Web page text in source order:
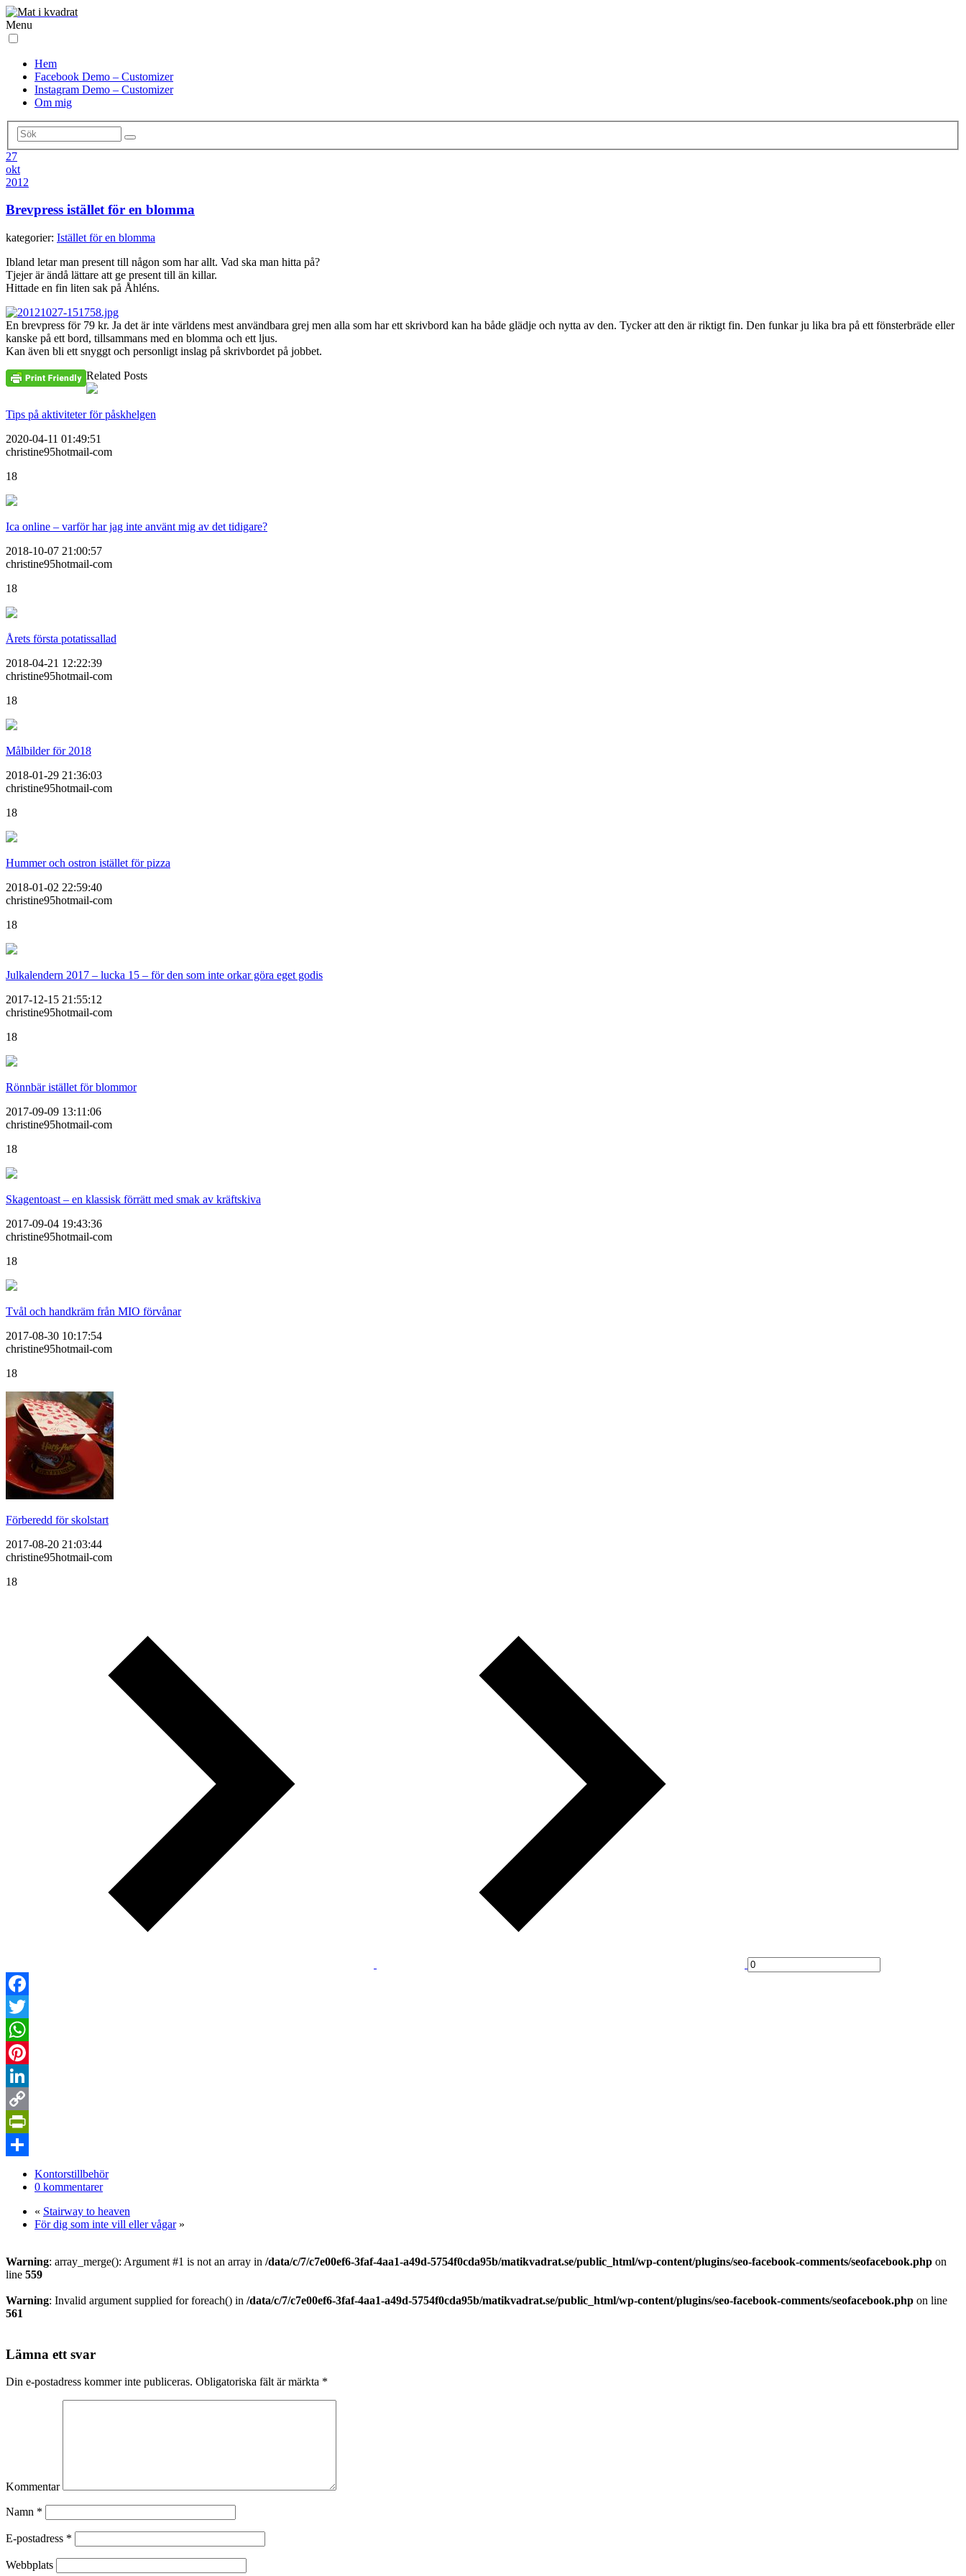
Menu
Hem
Facebook Demo – Customizer
Instagram Demo – Customizer
Om mig
27
okt
2012
Brevpress istället för en blomma
kategorier: Istället för en blomma
Ibland letar man present till någon som har allt. Vad ska man hitta på?
Tjejer är ändå lättare att ge present till än killar.
Hittade en fin liten sak på Åhléns.
En brevpress för 79 kr. Ja det är inte världens mest användbara grej men alla som har ett skrivbord kan ha både glädje och nytta av den. Tycker att den är riktigt fin. Den funkar ju lika bra på ett fönsterbräde eller
kanske på ett bord, tillsammans med en blomma och ett ljus.
Kan även bli ett snyggt och personligt inslag på skrivbordet på jobbet.
Related Posts
Tips på aktiviteter för påskhelgen
2020-04-11 01:49:51
christine95hotmail-com
18
Ica online – varför har jag inte använt mig av det tidigare?
2018-10-07 21:00:57
christine95hotmail-com
18
Årets första potatissallad
2018-04-21 12:22:39
christine95hotmail-com
18
Målbilder för 2018
2018-01-29 21:36:03
christine95hotmail-com
18
Hummer och ostron istället för pizza
2018-01-02 22:59:40
christine95hotmail-com
18
Julkalendern 2017 – lucka 15 – för den som inte orkar göra eget godis
2017-12-15 21:55:12
christine95hotmail-com
18
Rönnbär istället för blommor
2017-09-09 13:11:06
christine95hotmail-com
18
Skagentoast – en klassisk förrätt med smak av kräftskiva
2017-09-04 19:43:36
christine95hotmail-com
18
Tvål och handkräm från MIO förvånar
2017-08-30 10:17:54
christine95hotmail-com
18
Förberedd för skolstart
2017-08-20 21:03:44
christine95hotmail-com
18
Facebook
Twitter
WhatsApp
Pinterest
LinkedIn
Copy
Link
PrintFriendly
Kontorstillbehör
0 kommentarer
« Stairway to heaven
För dig som inte vill eller vågar»
Warning: array_merge(): Argument #1 is not an array in /data/c/7/c7e00ef6-3faf-4aa1-a49d-5754f0cda95b/matikvadrat.se/public_html/wp-content/plugins/seo-facebook-comments/seofacebook.php on
line 559
Warning: Invalid argument supplied for foreach() in /data/c/7/c7e00ef6-3faf-4aa1-a49d-5754f0cda95b/matikvadrat.se/public_html/wp-content/plugins/seo-facebook-comments/seofacebook.php on line
561
Lämna ett svar
Din e-postadress kommer inte publiceras. Obligatoriska fält är märkta *
Kommentar
Namn *
E-postadress *
Webbplats